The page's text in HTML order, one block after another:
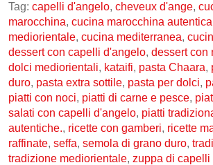
Burri e Oli naturali
Argilla e Fanghi
Igiene orale
Oli Essenziali
Henné
Accessori
Idrolati e Acque aromatiche
Tag: capelli d'angelo, cheveux d'ange,
marocchina, cucina marocchina autentica
mediorientale, cucina mediterranea,
dessert con capelli d'angelo, dessert con
dolci mediorientali, kataifi, pasta Chaara,
duro, pasta extra sottile, pasta per dolci,
piatti con noci, piatti di carne e pesce,
salati con capelli d'angelo, piatti
autentiche., ricette con gamberi, ricette
raffinate, seffa, semola di grano duro,
tradizione mediorientale, zuppa di capelli